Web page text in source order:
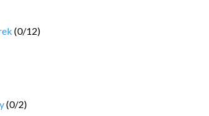
(0/12)
(0/2)